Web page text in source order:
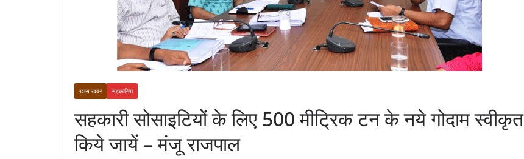
खास खबर सहकारिता
सहकारी सोसाइटियों के लिए 500 मीट्रिक टन के नये गोदाम स्वीकृत
किये जायें – मंजू राजपाल